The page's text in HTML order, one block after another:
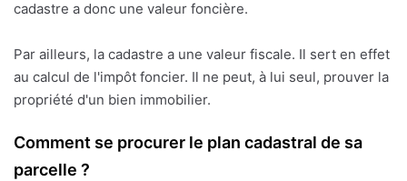
cadastre a donc une valeur foncière.
Par ailleurs, la cadastre a une valeur fiscale. Il sert en effet
au calcul de l'impôt foncier. Il ne peut, à lui seul, prouver la
propriété d'un bien immobilier.
Comment se procurer le plan cadastral de sa
parcelle ?